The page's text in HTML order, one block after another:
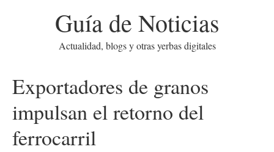
Guía de Noticias
Actualidad, blogs y otras yerbas digitales
Exportadores de granos
impulsan el retorno del
ferrocarril